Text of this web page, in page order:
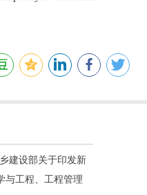
建设部关于印发新
与工程、工程管理